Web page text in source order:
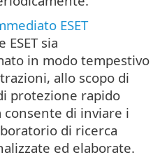
ESET
ESET sia
in modo tempestivo
allo scopo di
protezione rapido
di inviare i
di ricerca
ed elaborate.